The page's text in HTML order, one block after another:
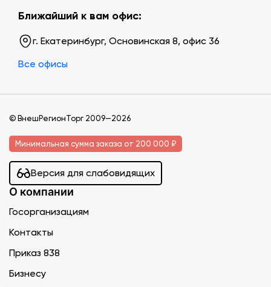
Ближайший к вам офис:
г. Екатеринбург, Основинская 8, офис 36
Все офисы
© ВнешРегионТорг 2009—2026
Минимальная сумма заказа от 200 000 ₽
Версия для слабовидящих
О компании
Госорганизациям
Контакты
Приказ 838
Бизнесу